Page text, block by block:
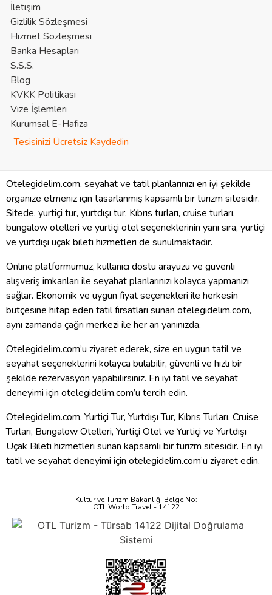
İletişim
Gizlilik Sözleşmesi
Hizmet Sözleşmesi
Banka Hesapları
S.S.S.
Blog
KVKK Politikası
Vize İşlemleri
Kurumsal E-Hafıza
Tesisinizi Ücretsiz Kaydedin
Otelegidelim.com, seyahat ve tatil planlarınızı en iyi şekilde
organize etmeniz için tasarlanmış kapsamlı bir turizm sitesidir.
Sitede, yurtiçi tur, yurtdışı tur, Kıbrıs turları, cruise turları,
bungalow otelleri ve yurtiçi otel seçeneklerinin yanı sıra, yurtiçi
ve yurtdışı uçak bileti hizmetleri de sunulmaktadır.
Online platformumuz, kullanıcı dostu arayüzü ve güvenli
alışveriş imkanları ile seyahat planlarınızı kolayca yapmanızı
sağlar. Ekonomik ve uygun fiyat seçenekleri ile herkesin
bütçesine hitap eden tatil fırsatları sunan otelegidelim.com,
aynı zamanda çağrı merkezi ile her an yanınızda.
Otelegidelim.com’u ziyaret ederek, size en uygun tatil ve
seyahat seçeneklerini kolayca bulabilir, güvenli ve hızlı bir
şekilde rezervasyon yapabilirsiniz. En iyi tatil ve seyahat
deneyimi için otelegidelim.com’u tercih edin.
Otelegidelim.com, Yurtiçi Tur, Yurtdışı Tur, Kıbrıs Turları, Cruise
Turları, Bungalow Otelleri, Yurtiçi Otel ve Yurtiçi ve Yurtdışı
Uçak Bileti hizmetleri sunan kapsamlı bir turizm sitesidir. En iyi
tatil ve seyahat deneyimi için otelegidelim.com’u ziyaret edin.
Kültür ve Turizm Bakanlığı Belge No:
OTL World Travel - 14122